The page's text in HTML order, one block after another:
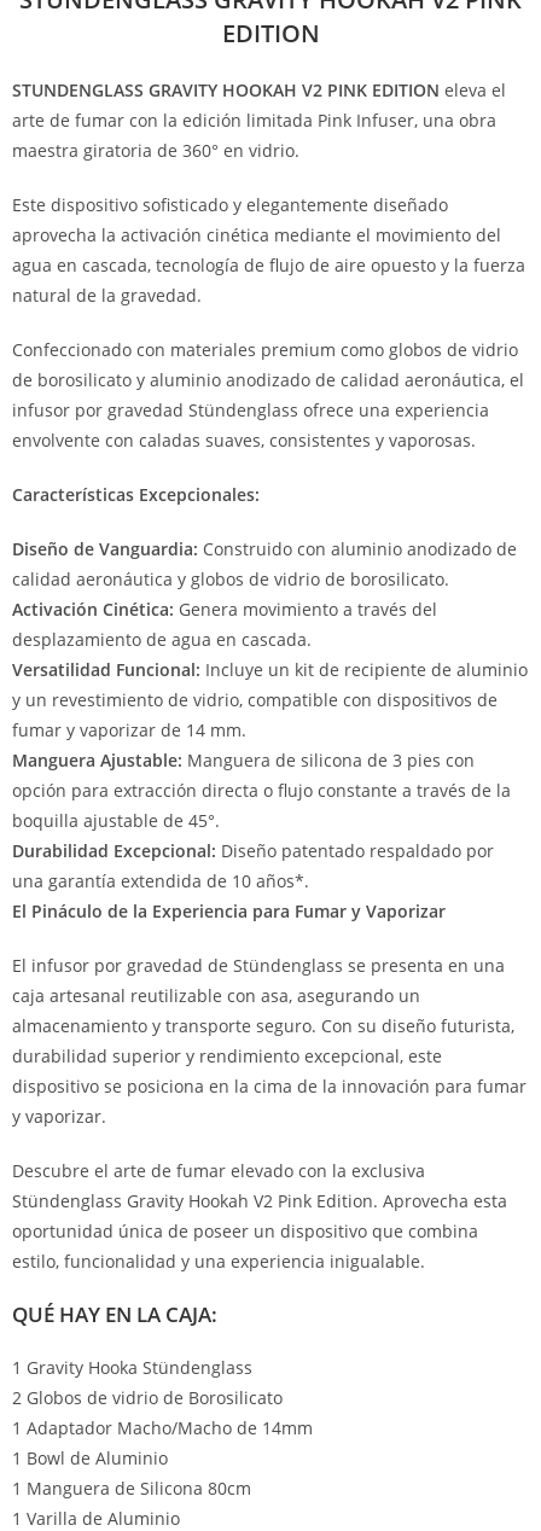
EDITION
STUNDENGLASS GRAVITY HOOKAH V2 PINK EDITION eleva el
arte de fumar con la edición limitada Pink Infuser, una obra
maestra giratoria de 360° en vidrio.
Este dispositivo sofisticado y elegantemente diseñado
aprovecha la activación cinética mediante el movimiento del
agua en cascada, tecnología de flujo de aire opuesto y la fuerza
natural de la gravedad.
Confeccionado con materiales premium como globos de vidrio
de borosilicato y aluminio anodizado de calidad aeronáutica, el
infusor por gravedad Stündenglass ofrece una experiencia
envolvente con caladas suaves, consistentes y vaporosas.
Características Excepcionales:
Diseño de Vanguardia: Construido con aluminio anodizado de
calidad aeronáutica y globos de vidrio de borosilicato.
Activación Cinética: Genera movimiento a través del
desplazamiento de agua en cascada.
Versatilidad Funcional: Incluye un kit de recipiente de aluminio
y un revestimiento de vidrio, compatible con dispositivos de
fumar y vaporizar de 14 mm.
Manguera Ajustable: Manguera de silicona de 3 pies con
opción para extracción directa o flujo constante a través de la
boquilla ajustable de 45°.
Durabilidad Excepcional: Diseño patentado respaldado por
una garantía extendida de 10 años*.
El Pináculo de la Experiencia para Fumar y Vaporizar
El infusor por gravedad de Stündenglass se presenta en una
caja artesanal reutilizable con asa, asegurando un
almacenamiento y transporte seguro. Con su diseño futurista,
durabilidad superior y rendimiento excepcional, este
dispositivo se posiciona en la cima de la innovación para fumar
y vaporizar.
Descubre el arte de fumar elevado con la exclusiva
Stündenglass Gravity Hookah V2 Pink Edition. Aprovecha esta
oportunidad única de poseer un dispositivo que combina
estilo, funcionalidad y una experiencia inigualable.
QUÉ HAY EN LA CAJA:
1 Gravity Hooka Stündenglass
2 Globos de vidrio de Borosilicato
1 Adaptador Macho/Macho de 14mm
1 Bowl de Aluminio
1 Manguera de Silicona 80cm
1 Varilla de Aluminio